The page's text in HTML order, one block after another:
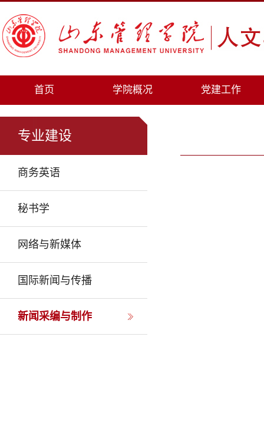
首页 学院概况 党建工作
专业建设
商务英语
秘书学
网络与新媒体
国际新闻与传播
新闻采编与制作